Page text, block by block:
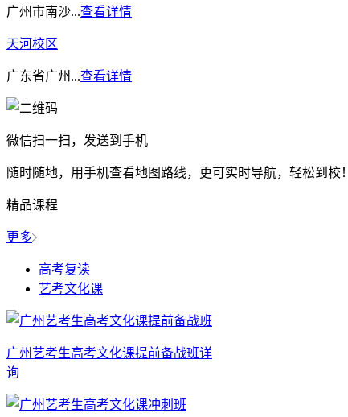
广州市南沙...查看详情
天河校区
广东省广州...查看详情
微信扫一扫，发送到手机
随时随地，用手机查看地图路线，更可实时导航，轻松到校！
精品课程
更多
高考复读
艺考文化课
广州艺考生高考文化课提前备战班详
询